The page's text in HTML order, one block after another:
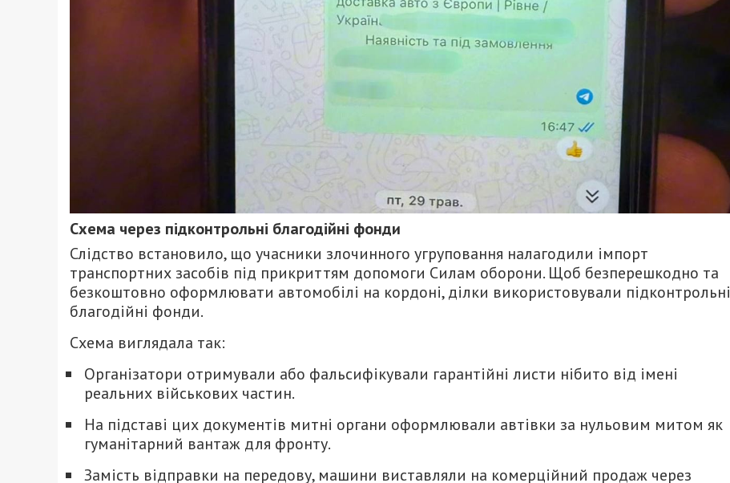
Схема через підконтрольні благодійні фонди
Слідство встановило, що учасники злочинного угруповання налагодили імпорт
транспортних засобів під прикриттям допомоги Силам оборони. Щоб безперешкодно та
безкоштовно оформлювати автомобілі на кордоні, ділки використовували підконтрольні
благодійні фонди.
Схема виглядала так:
Організатори отримували або фальсифікували гарантійні листи нібито від імені
реальних військових частин.
На підставі цих документів митні органи оформлювали автівки за нульовим митом як
гуманітарний вантаж для фронту.
Замість відправки на передову, машини виставляли на комерційний продаж через